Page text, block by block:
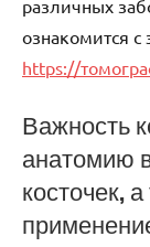
различных
ознакомится
https://
Важность
анатомию
косточек,